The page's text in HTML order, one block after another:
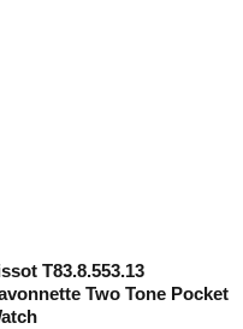
T83.8.553.13
Two Tone Pocket